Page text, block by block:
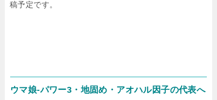
稿予定です。
ウマ娘-パワー3・地固め・アオハル因子の代表へ